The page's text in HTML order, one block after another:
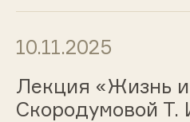
10.11.2025
Лекция «Жизнь и
Скородумовой Т.